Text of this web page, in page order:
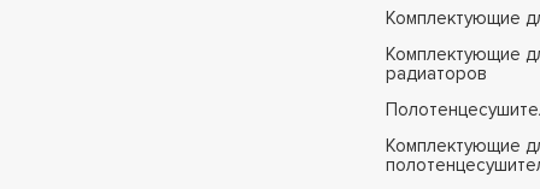
Комплектующие
Комплектующие
радиаторов
Комплектующие